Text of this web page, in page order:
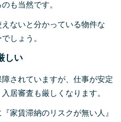
も当然です。
ないと分かっている物件な
しょう。
しい
されていますが、仕事が安定
居審査も厳しくなります。
家賃滞納のリスクが無い人』